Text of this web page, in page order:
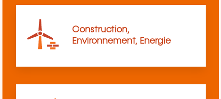
Construction,
Environnement, Energie